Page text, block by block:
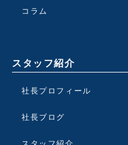
コラム
スタッフ紹介
社長プロフィール
社長ブログ